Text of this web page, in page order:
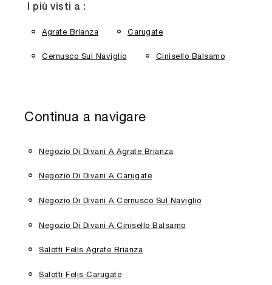
I più visti a :
Agrate Brianza Carugate
Cernusco Sul Naviglio Cinisello Balsamo
Continua a navigare
Negozio Di Divani A Agrate Brianza
Negozio Di Divani A Carugate
Negozio Di Divani A Cernusco Sul Naviglio
Negozio Di Divani A Cinisello Balsamo
Salotti Felis Agrate Brianza
Salotti Felis Carugate